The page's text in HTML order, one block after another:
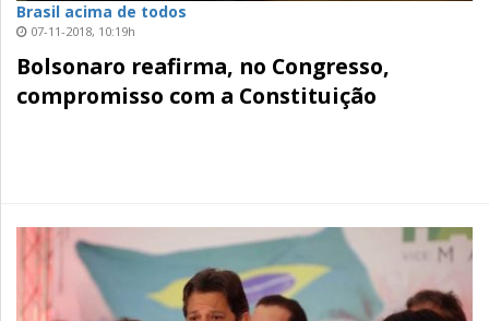
Brasil acima de todos
07-11-2018, 10:19h
Bolsonaro reafirma, no Congresso,
compromisso com a Constituição